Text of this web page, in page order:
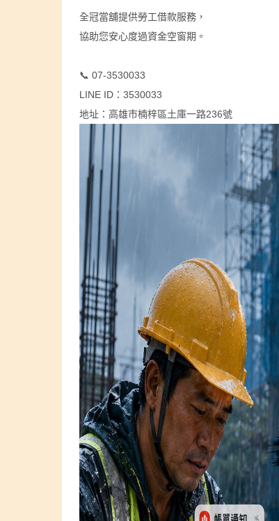
全冠當舖提供勞工借款服務，
協助您安心度過資金空窗期。
📞 07-3530033
LINE ID：3530033
地址：高雄市楠梓區土庫一路236號